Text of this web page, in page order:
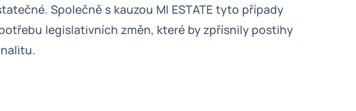
Společně s kauzou MI ESTATE tyto případy
legislativních změn, které by zpřísnily postihy